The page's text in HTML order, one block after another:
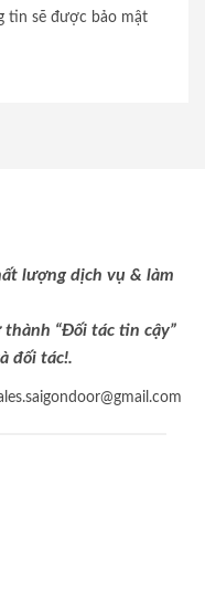
tin sẽ được bảo mật
lượng dịch vụ & làm
thành “Đối tác tin cậy”
đối tác!.